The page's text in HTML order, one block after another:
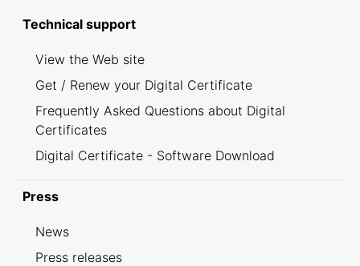
Technical support
View the Web site
Get / Renew your Digital Certificate
Frequently Asked Questions about Digital
Certificates
Digital Certificate - Software Download
Press
News
Press releases